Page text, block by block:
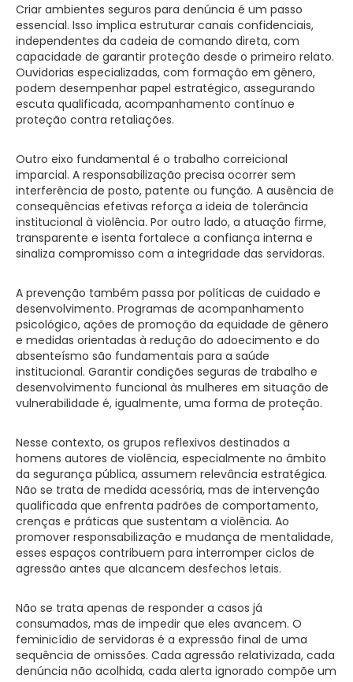
Criar ambientes seguros para denúncia é um passo
essencial. Isso implica estruturar canais confidenciais,
independentes da cadeia de comando direta, com
capacidade de garantir proteção desde o primeiro relato.
Ouvidorias especializadas, com formação em gênero,
podem desempenhar papel estratégico, assegurando
escuta qualificada, acompanhamento contínuo e
proteção contra retaliações.
Outro eixo fundamental é o trabalho correicional
imparcial. A responsabilização precisa ocorrer sem
interferência de posto, patente ou função. A ausência de
consequências efetivas reforça a ideia de tolerância
institucional à violência. Por outro lado, a atuação firme,
transparente e isenta fortalece a confiança interna e
sinaliza compromisso com a integridade das servidoras.
A prevenção também passa por políticas de cuidado e
desenvolvimento. Programas de acompanhamento
psicológico, ações de promoção da equidade de gênero
e medidas orientadas à redução do adoecimento e do
absenteísmo são fundamentais para a saúde
institucional. Garantir condições seguras de trabalho e
desenvolvimento funcional às mulheres em situação de
vulnerabilidade é, igualmente, uma forma de proteção.
Nesse contexto, os grupos reflexivos destinados a
homens autores de violência, especialmente no âmbito
da segurança pública, assumem relevância estratégica.
Não se trata de medida acessória, mas de intervenção
qualificada que enfrenta padrões de comportamento,
crenças e práticas que sustentam a violência. Ao
promover responsabilização e mudança de mentalidade,
esses espaços contribuem para interromper ciclos de
agressão antes que alcancem desfechos letais.
Não se trata apenas de responder a casos já
consumados, mas de impedir que eles avancem. O
feminicídio de servidoras é a expressão final de uma
sequência de omissões. Cada agressão relativizada, cada
denúncia não acolhida, cada alerta ignorado compõe um